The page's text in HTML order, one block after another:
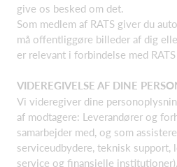
give os besked om det.
Som medlem af RATS giver du
må offentliggøre billeder af dig
er relevant i forbindelse med RATS
VIDEREGIVELSE AF DINE
Vi videregiver dine
af modtagere: Leverandører og
samarbejder med, og som
serviceudbydere, teknisk support,
service og finansielle